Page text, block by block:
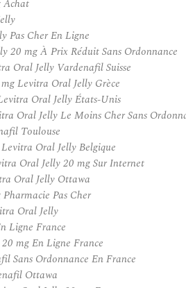
Achat
Pas Cher En Ligne
20 mg À Prix Réduit Sans Ordonnance
Oral Jelly Vardenafil Suisse
Levitra Oral Jelly Grèce
Oral Jelly États-Unis
Oral Jelly Le Moins Cher Sans
Toulouse
Oral Jelly Belgique
Oral Jelly 20 mg Sur Internet
Oral Jelly Ottawa
Pas Cher
Oral Jelly
Ligne France
mg En Ligne France
Sans Ordonnance En France
Ottawa